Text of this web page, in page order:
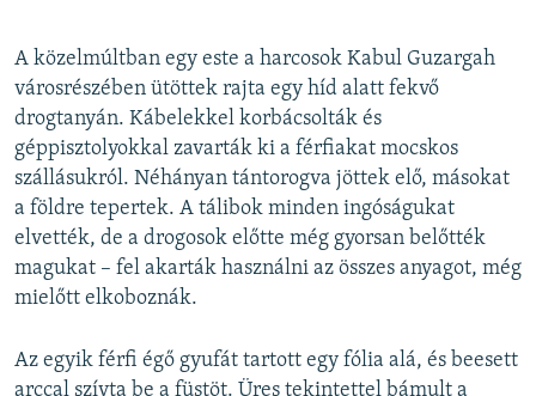
A közelmúltban egy este a harcosok Kabul Guzargah
városrészében ütöttek rajta egy híd alatt fekvő
drogtanyán. Kábelekkel korbácsolták és
géppisztolyokkal zavarták ki a férfiakat mocskos
szállásukról. Néhányan tántorogva jöttek elő, másokat
a földre tepertek. A tálibok minden ingóságukat
elvették, de a drogosok előtte még gyorsan belőtték
magukat – fel akarták használni az összes anyagot, még
mielőtt elkoboznák.
Az egyik férfi égő gyufát tartott egy fólia alá, és beesett
arccal szívta be a füstöt. Üres tekintettel bámult a